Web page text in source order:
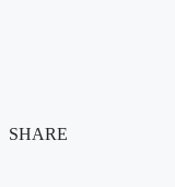
SHARE